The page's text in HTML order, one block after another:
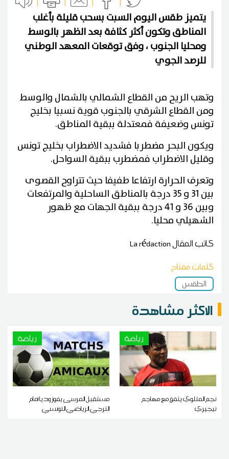
يتميز طقس اليوم السبت بسحب قليلة بأغلب
المناطق وتكون أكثر كثافة بعد الظهر بالوسط
ومحليا الجنوب ، وفق توقعات المعهد الوطني
للرصد الجوي
وتهب الريح من القطاع الشمالي بالشمال والوسط
ومن القطاع الشرقي بالجنوب قوية نسبيا بخليج
تونس وضعيفة فمعتدلة ببقية المناطق.
ويكون البحر مضطربا فشديد الاضطراب بخليج تونس
وقليل الاضطراب فمضطرب ببقية السواحل.
وتعرف الحرارة ارتفاعا طفيفا حيث تتراوح القصوى
بين 31 و 35 درجة بالمناطق الساحلية والمرتفعات
وبين 36 و 41 درجة ببقية الجهات مع ظهور
الشهيلي محليا.
كاتب المقالLa rédaction
كلمات مفتاح
الطقس
الاكثر مشاهدة
رياضة
نجم المتلوي يتفق مع مهاجم
نيجيري
رياضة
مستقبل المرسى يفوز وديا أمام
الترجي الرياضي التونسي